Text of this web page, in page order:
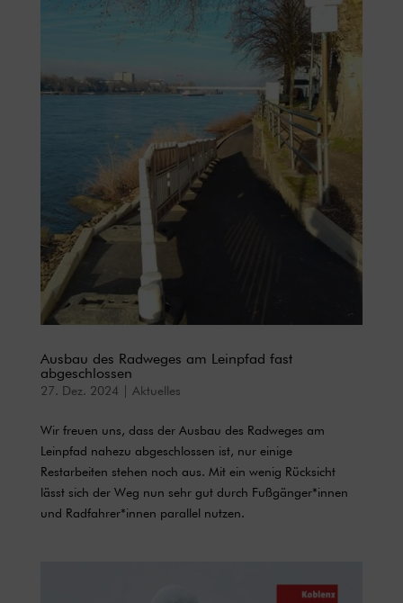
Ausbau des Radweges am Leinpfad fast
abgeschlossen
27. Dez. 2024 Aktuelles
Wir freuen uns, dass der Ausbau des Radweges am
Leinpfad nahezu abgeschlossen ist, nur einige
Restarbeiten stehen noch aus. Mit ein wenig Rücksicht
lässt sich der Weg nun sehr gut durch Fußgänger*innen
und Radfahrer*innen parallel nutzen.